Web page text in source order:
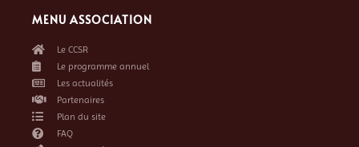
MENU ASSOCIATION
Le CCSR
Le programme annuel
Les actualités
Partenaires
Plan du site
FAQ